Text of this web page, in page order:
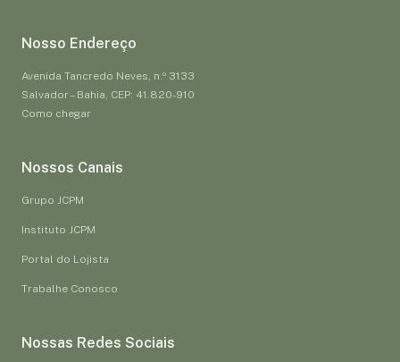
Nosso Endereço
Avenida Tancredo Neves, n.º 3133
Salvador – Bahia, CEP: 41.820-910
Como chegar
Nossos Canais
Grupo JCPM
Instituto JCPM
Portal do Lojista
Trabalhe Conosco
Nossas Redes Sociais